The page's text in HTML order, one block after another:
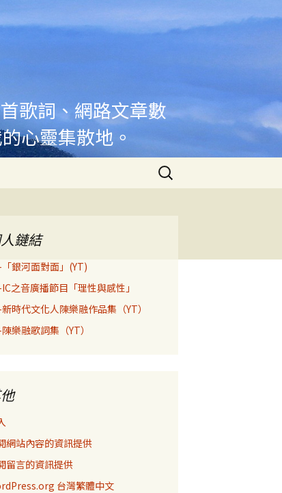
歌詞、網路文章數
心靈集散地。
搜
尋
鏈結
銀河面對面」(YT)
之音廣播節目「理性與感性」
時代文化人陳樂融作品集（YT）
樂融歌詞集（YT）
網站內容的資訊提供
留言的資訊提供
台灣繁體中文